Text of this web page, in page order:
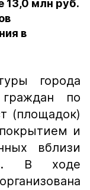
13,0 млн руб.
в
города
по
(площадок)
и
вблизи
В ходе